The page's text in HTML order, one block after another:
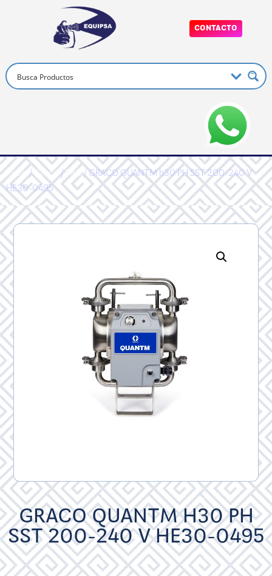
CONTACTO
Inicio/Graco/PRO/ GRACO QUANTM h30 PH SST 200-240 V
HE30-0495
GRACO QUANTM H30 PH
SST 200-240 V HE30-0495